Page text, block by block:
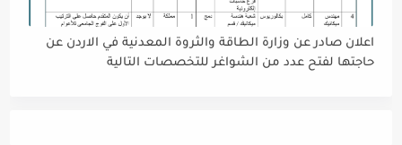
اعلان صادر عن وزارة الطاقة والثروة المعدنية في الاردن عن
حاجتها لفتح عدد من الشواغر للتخصصات التالية